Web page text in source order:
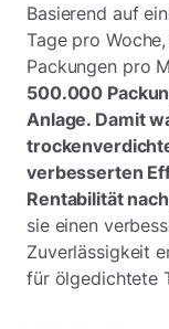
Basierend auf
Tage pro
Packungen pro
500.000
Anlage. Damit
verbesserten
Rentabilität
sie einen
Zuverlässigkeit
für ölgedichtete